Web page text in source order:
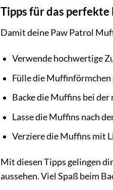
Tipps für das perfekte
Damit deine Paw Patrol
Verwende hochwertige
Fülle die
Backe die Muffins bei
Lasse die Muffins nach
Verziere die Muffins mit
Mit diesen Tipps gelingen
aussehen. Viel Spaß beim